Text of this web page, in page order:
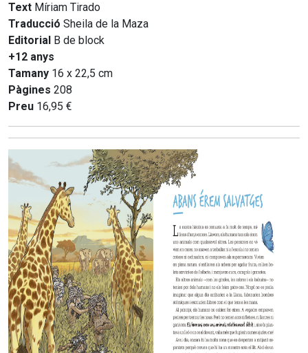
Text Míriam Tirado
Traducció Sheila de la Maza
Editorial B de block
+12 anys
Tamany 16 x 22,5 cm
Pàgines 208
Preu 16,95 €